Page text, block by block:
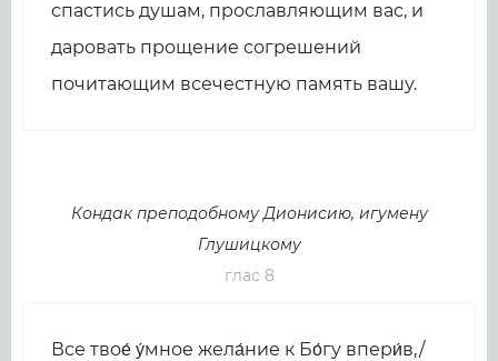
спастись душам, прославляющим вас, и
даровать прощение согрешений
почитающим всечестную память вашу.
Кондак преподобному Дионисию, игумену
Глушицкому
глас 8
Все твое́ у́мное жела́ние к Бо́гу впери́в,/